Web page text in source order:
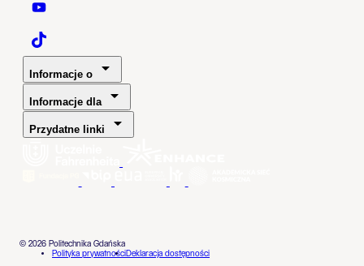
Politechnika Gdańska - YouTube
Politechnika Gdańska - TaikTok
Informacje o
Informacje dla
Przydatne linki
© 2026 Politechnika Gdańska
Polityka prywatnościDeklaracja dostępności